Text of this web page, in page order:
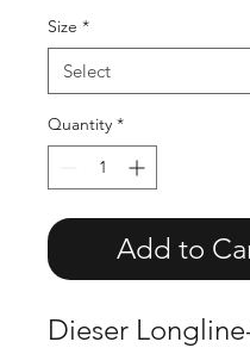
Size *
Quantity *
Add to
Dieser